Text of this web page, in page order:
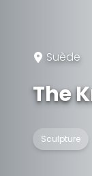
Suède
The
Sculpture